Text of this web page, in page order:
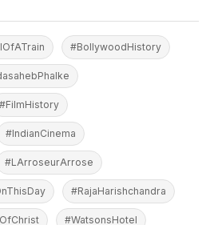
#BollywoodHistory
#FilmHistory
#IndianCinema
#LArroseurArrose
#RajaHarishchandra
#WatsonsHotel